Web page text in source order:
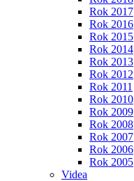
Rok 2017
Rok 2016
Rok 2015
Rok 2014
Rok 2013
Rok 2012
Rok 2011
Rok 2010
Rok 2009
Rok 2008
Rok 2007
Rok 2006
Rok 2005
Videa